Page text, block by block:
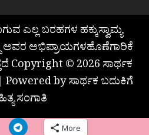
ಎಲ್ಲ ಬರಹಗಳ ಹಕ್ಕುಸ್ವಾಮ್ಯ
ಅವರ ಅಭಿಪ್ರಾಯಗಳಹೊಣೆಗಾರಿಕೆ
Copyright © 2026 ಸಾರ್ಥಕ
Powered by ಸಾರ್ಥಕ ಬದುಕಿಗೆ
ಸಂಗಾತಿ
More